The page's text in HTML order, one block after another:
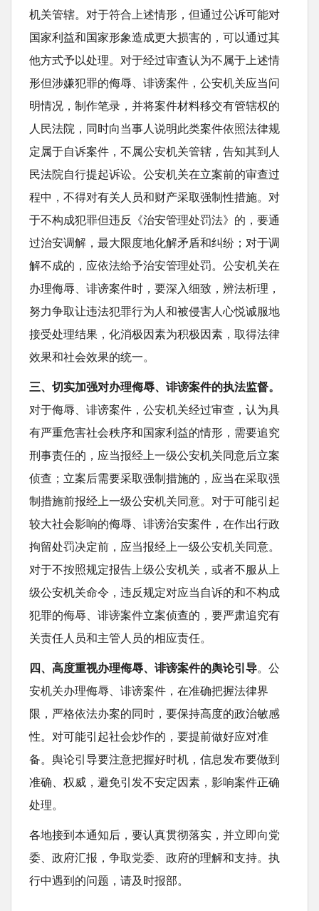
机关管辖。对于符合上述情形，但通过公诉可能对
国家利益和国家形象造成更大损害的，可以通过其
他方式予以处理。对于经过审查认为不属于上述情
形但涉嫌犯罪的侮辱、诽谤案件，公安机关应当问
明情况，制作笔录，并将案件材料移交有管辖权的
人民法院，同时向当事人说明此类案件依照法律规
定属于自诉案件，不属公安机关管辖，告知其到人
民法院自行提起诉讼。公安机关在立案前的审查过
程中，不得对有关人员和财产采取强制性措施。对
于不构成犯罪但违反《治安管理处罚法》的，要通
过治安调解，最大限度地化解矛盾和纠纷；对于调
解不成的，应依法给予治安管理处罚。公安机关在
办理侮辱、诽谤案件时，要深入细致，辨法析理，
努力争取让违法犯罪行为人和被侵害人心悦诚服地
接受处理结果，化消极因素为积极因素，取得法律
效果和社会效果的统一。
三、切实加强对办理侮辱、诽谤案件的执法监督。
对于侮辱、诽谤案件，公安机关经过审查，认为具
有严重危害社会秩序和国家利益的情形，需要追究
刑事责任的，应当报经上一级公安机关同意后立案
侦查；立案后需要采取强制措施的，应当在采取强
制措施前报经上一级公安机关同意。对于可能引起
较大社会影响的侮辱、诽谤治安案件，在作出行政
拘留处罚决定前，应当报经上一级公安机关同意。
对于不按照规定报告上级公安机关，或者不服从上
级公安机关命令，违反规定对应当自诉的和不构成
犯罪的侮辱、诽谤案件立案侦查的，要严肃追究有
关责任人员和主管人员的相应责任。
四、高度重视办理侮辱、诽谤案件的舆论引导。公
安机关办理侮辱、诽谤案件，在准确把握法律界
限，严格依法办案的同时，要保持高度的政治敏感
性。对可能引起社会炒作的，要提前做好应对准
备。舆论引导要注意把握好时机，信息发布要做到
准确、权威，避免引发不安定因素，影响案件正确
处理。
各地接到本通知后，要认真贯彻落实，并立即向党
委、政府汇报，争取党委、政府的理解和支持。执
行中遇到的问题，请及时报部。